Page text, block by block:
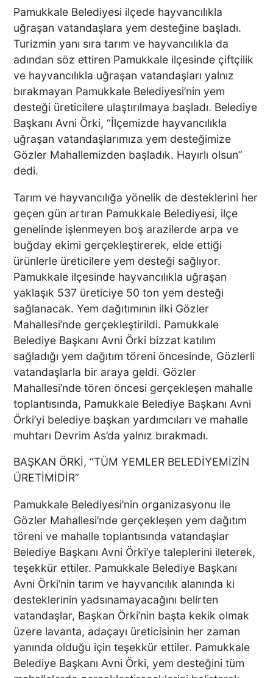
NE BÖYLE BİR VAHŞİ NE DE
VAHŞET GÖRÜLDÜ
İNSANLIK DIŞI
VİCDANSIZLIK
AZRAİL’E “ELDEN SONRA
GEL” DEDİ! OKEYE DEVAM
ETTİ
GRUBUN GÖZÜ ÖNÜNDE
TEKNE ÇALIŞANLARI
BİRBİRİNE GİRDİ!
ÜNLÜ YÖNETMEN EZEL
AKAY’A ŞOK OPERASYON!
KARDEŞİYLE GÖZALTINA
ALINDI
DENİZLİ’DE ÇARPIŞMANIN
ŞİDDETİYLE SAVRULDU! 5
ARAÇ HASAR GÖRDÜ
BAŞKAN ERDOĞAN, SON
SÜRAT ÜYE VE ESNAF
EDİYOR
Macron’lu Tanıtım Filmi
Sosyal Medyayı Salladı
DENİZLİ’DE YAĞMUR
TRAFİĞİ BU HALE GETİRDİ
DENİZLİ BAROSU VE
Pamukkale Belediyesi ilçede hayvancılıkla
uğraşan vatandaşlara yem desteğine başladı.
Turizmin yanı sıra tarım ve hayvancılıkla da
adından söz ettiren Pamukkale ilçesinde çiftçilik
ve hayvancılıkla uğraşan vatandaşları yalnız
bırakmayan Pamukkale Belediyesi’nin yem
desteği üreticilere ulaştırılmaya başladı. Belediye
Başkanı Avni Örki, “İlçemizde hayvancılıkla
uğraşan vatandaşlarımıza yem desteğimize
Gözler Mahallemizden başladık. Hayırlı olsun”
dedi.
Tarım ve hayvancılığa yönelik de desteklerini her
geçen gün artıran Pamukkale Belediyesi, ilçe
genelinde işlenmeyen boş arazilerde arpa ve
buğday ekimi gerçekleştirerek, elde ettiği
ürünlerle üreticilere yem desteği sağlıyor.
Pamukkale ilçesinde hayvancılıkla uğraşan
yaklaşık 537 üreticiye 50 ton yem desteği
sağlanacak. Yem dağıtımının ilki Gözler
Mahallesi’nde gerçekleştirildi. Pamukkale
Belediye Başkanı Avni Örki bizzat katılım
sağladığı yem dağıtım töreni öncesinde, Gözlerli
vatandaşlarla bir araya geldi. Gözler
Mahallesi’nde tören öncesi gerçekleşen mahalle
toplantısında, Pamukkale Belediye Başkanı Avni
Örki’yi belediye başkan yardımcıları ve mahalle
muhtarı Devrim As’da yalnız bırakmadı.
BAŞKAN ÖRKİ, “TÜM YEMLER BELEDİYEMİZİN
ÜRETİMİDİR”
Pamukkale Belediyesi’nin organizasyonu ile
Gözler Mahallesi’nde gerçekleşen yem dağıtım
töreni ve mahalle toplantısında vatandaşlar
Belediye Başkanı Avni Örki’ye taleplerini ileterek,
teşekkür ettiler. Pamukkale Belediye Başkanı
Avni Örki’nin tarım ve hayvancılık alanında ki
desteklerinin yadsınamayacağını belirten
vatandaşlar, Başkan Örki’nin başta kekik olmak
üzere lavanta, adaçayı üreticisinin her zaman
yanında olduğu için teşekkür ettiler. Pamukkale
Belediye Başkanı Avni Örki, yem desteğini tüm